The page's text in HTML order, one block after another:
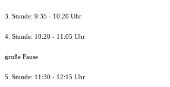
3. Stunde: 9:35 - 10:20 Uhr
4. Stunde: 10:20 - 11:05 Uhr
große Pause
5. Stunde: 11:30 - 12:15 Uhr